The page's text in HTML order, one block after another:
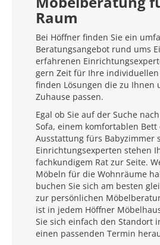
Raum
Bei Höffner finden Sie ein
Beratungsangebot rund ums
erfahrenen
gern Zeit für Ihre individuellen
finden Lösungen die zu Ihnen
Zuhause passen.
Egal ob Sie auf der Suche
Sofa, einem komfortablen
Ausstattung fürs Babyzimmer
Einrichtungsexperten stehen
fachkundigem Rat zur Seite.
Möbeln für die Wohnräume
buchen Sie sich am besten
zur persönlichen
ist in jedem Höffner
Sie sich einfach den Standort
einen passenden Termin